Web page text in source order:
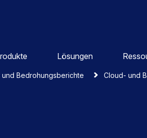
Lösungen
und Bedrohungsberichte Cloud- und